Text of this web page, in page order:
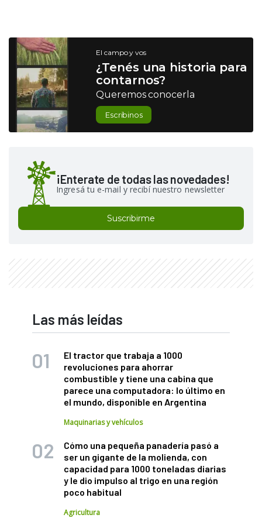
El campo y vos
¿Tenés una historia para
contarnos?
Queremos conocerla
Escribinos
¡Enterate de todas las novedades!
Ingresá tu e-mail y recibí nuestro newsletter
Suscribirme
Las más leídas
El tractor que trabaja a 1000
revoluciones para ahorrar
combustible y tiene una cabina que
parece una computadora: lo último en
el mundo, disponible en Argentina
Maquinarias y vehículos
Cómo una pequeña panadería pasó a
ser un gigante de la molienda, con
capacidad para 1000 toneladas diarias
y le dio impulso al trigo en una región
poco habitual
Agricultura